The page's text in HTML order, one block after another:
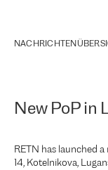
New PoP in
RETN has launched
14, Kotelnikova,